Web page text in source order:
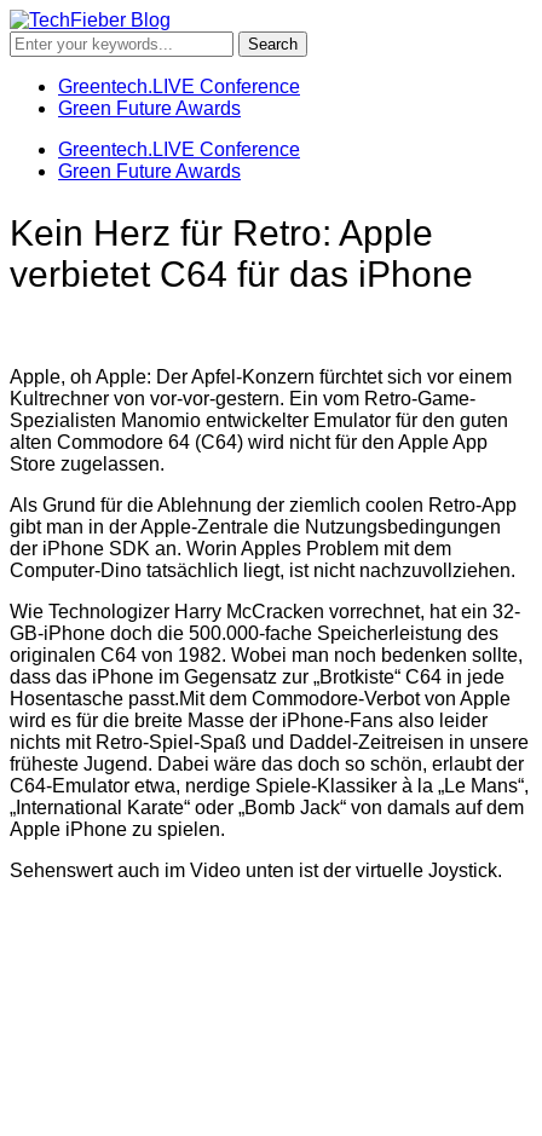
Greentech.LIVE Conference
Green Future Awards
Greentech.LIVE Conference
Green Future Awards
Kein Herz für Retro: Apple
verbietet C64 für das iPhone
Apple, oh Apple: Der Apfel-Konzern fürchtet sich vor einem
Kultrechner von vor-vor-gestern. Ein vom Retro-Game-
Spezialisten Manomio entwickelter Emulator für den guten
alten Commodore 64 (C64) wird nicht für den Apple App
Store zugelassen.
Als Grund für die Ablehnung der ziemlich coolen Retro-App
gibt man in der Apple-Zentrale die Nutzungsbedingungen
der iPhone SDK an. Worin Apples Problem mit dem
Computer-Dino tatsächlich liegt, ist nicht nachzuvollziehen.
Wie Technologizer Harry McCracken vorrechnet, hat ein 32-
GB-iPhone doch die 500.000-fache Speicherleistung des
originalen C64 von 1982. Wobei man noch bedenken sollte,
dass das iPhone im Gegensatz zur „Brotkiste“ C64 in jede
Hosentasche passt.Mit dem Commodore-Verbot von Apple
wird es für die breite Masse der iPhone-Fans also leider
nichts mit Retro-Spiel-Spaß und Daddel-Zeitreisen in unsere
früheste Jugend. Dabei wäre das doch so schön, erlaubt der
C64-Emulator etwa, nerdige Spiele-Klassiker à la „Le Mans“,
„International Karate“ oder „Bomb Jack“ von damals auf dem
Apple iPhone zu spielen.
Sehenswert auch im Video unten ist der virtuelle Joystick.